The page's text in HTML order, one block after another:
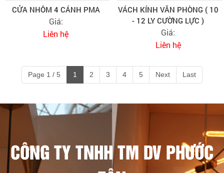
CỬA NHÔM 4 CÁNH PMA
Giá:
Liên hệ
VÁCH KÍNH VĂN PHÒNG ( 10
- 12 LY CƯỜNG LỰC )
Giá:
Liên hệ
Page 1 / 5 1 2 3 4 5 Next Last
CÔNG TY TNHH TM DV PHƯỚC